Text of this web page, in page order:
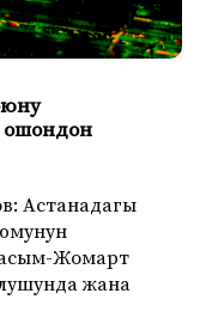
ошондон
Астанадагы
Жомарт
жана